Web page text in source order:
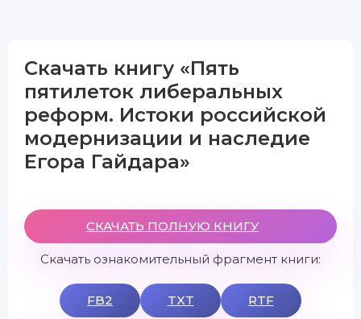
Скачать книгу «Пять
пятилеток либеральных
реформ. Истоки российской
модернизации и наследие
Егора Гайдара»
СКАЧАТЬ ПОЛНУЮ КНИГУ
Скачать ознакомительный фрагмент книги:
FB2 TXT RTF